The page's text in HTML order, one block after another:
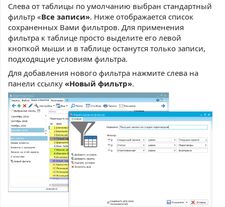
Слева от таблицы по умолчанию выбран стандартный
фильтр «Все записи». Ниже отображается список
сохраненных Вами фильтров. Для применения
фильтра к таблице просто выделите его левой
кнопкой мыши и в таблице останутся только записи,
подходящие условиям фильтра.
Для добавления нового фильтра нажмите слева на
панели ссылку «Новый фильтр».